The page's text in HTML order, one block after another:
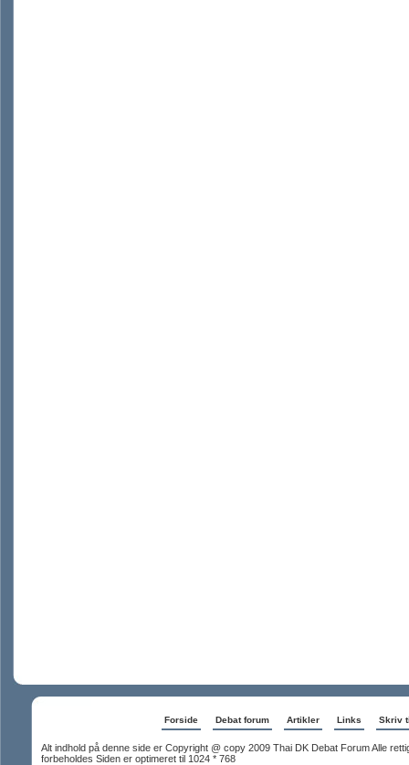
Forside Debat forum Artikler Links Skriv
Alt indhold på denne side er Copyright @ copy 2009 Thai DK Debat Forum Alle
forbeholdes Siden er optimeret til 1024 * 768